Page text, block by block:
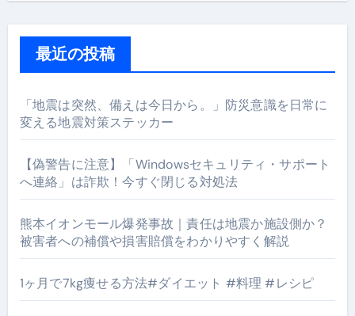
最近の投稿
「地震は突然、備えは今日から。」防災意識を日常に
変える地震対策ステッカー
【偽警告に注意】「Windowsセキュリティ・サポート
へ連絡」は詐欺！今すぐ閉じる対処法
熊本イオンモール爆発事故｜責任は地震か施設側か？
被害者への補償や損害賠償をわかりやすく解説
1ヶ月で7kg痩せる方法#ダイエット #料理 #レシピ